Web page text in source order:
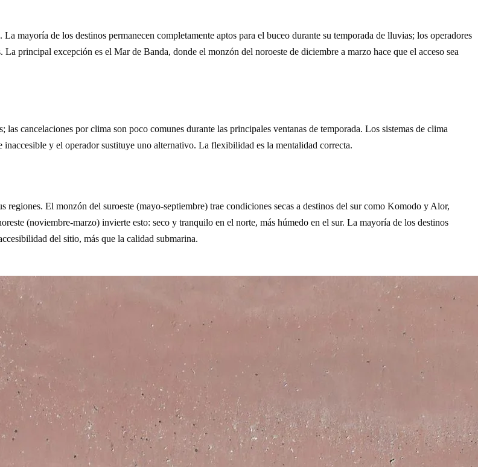
mayoría de los destinos permanecen completamente aptos para el buceo durante su temporada de lluvias; los operadores
principal excepción es el Mar de Banda, donde el monzón del noroeste de diciembre a marzo hace que el acceso sea
cancelaciones por clima son poco comunes durante las principales ventanas de temporada. Los sistemas de clima
y el operador sustituye uno alternativo. La flexibilidad es la mentalidad correcta.
regiones. El monzón del suroeste (mayo-septiembre) trae condiciones secas a destinos del sur como Komodo y Alor,
(noviembre-marzo) invierte esto: seco y tranquilo en el norte, más húmedo en el sur. La mayoría de los destinos
del sitio, más que la calidad submarina.